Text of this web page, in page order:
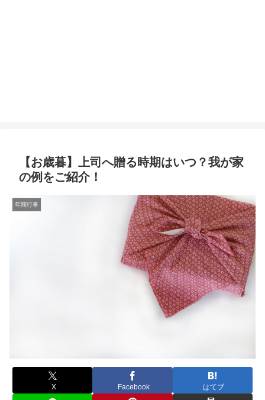
【お歳暮】上司へ贈る時期はいつ？我が家
の例をご紹介！
年間行事
X Facebook はてブ